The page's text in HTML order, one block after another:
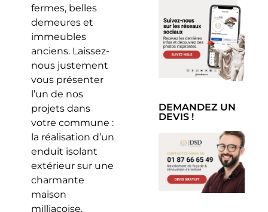
fermes, belles
demeures et
immeubles
anciens. Laissez-
nous justement
vous présenter
l’un de nos
projets dans
votre commune :
la réalisation d’un
enduit isolant
extérieur sur une
charmante
maison
milliacoise.
DEMANDEZ UN
DEVIS !